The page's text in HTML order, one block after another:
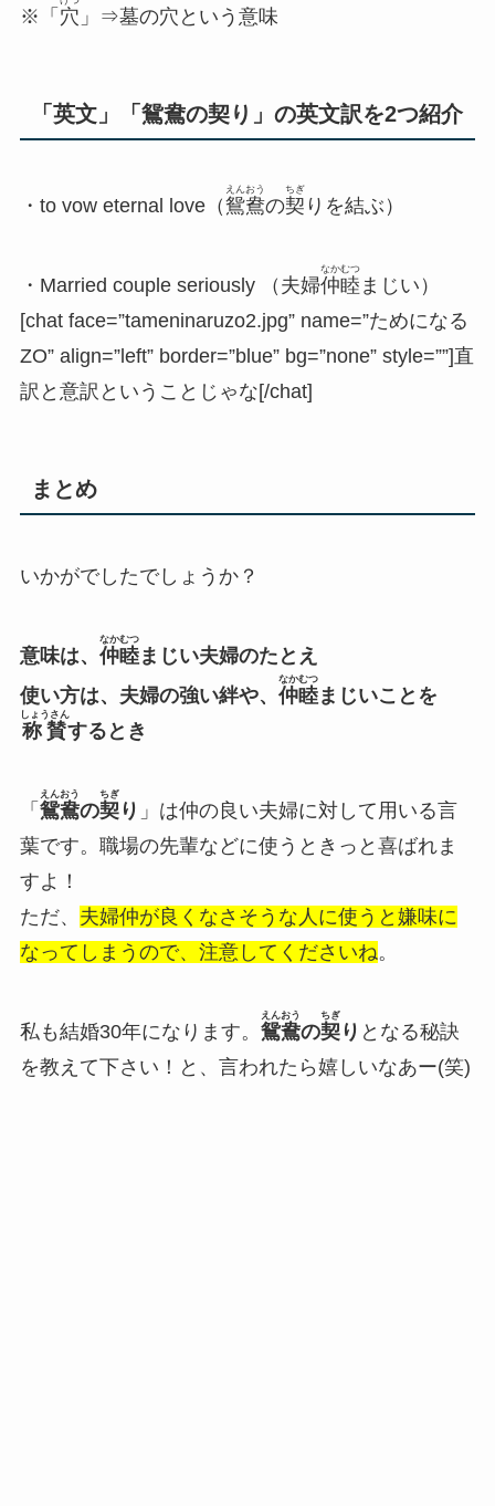
※「 穴 」⇒墓の穴という意味
「英文」「鴛鴦の契り」の英文訳を2つ紹介
・to vow eternal love（鴛鴦
えんおう
の契
ちぎ
りを結ぶ）
・Married couple seriously （夫婦仲睦
なかむつ
まじい）
[chat face=”tameninaruzo2.jpg” name=”ためになる
ZO” align=”left” border=”blue” bg=”none” style=””]直
訳と意訳ということじゃな[/chat]
まとめ
いかがでしたでしょうか？
意味は、 仲睦
なかむつ
まじい夫婦のたとえ
使い方は、夫婦の強い絆や、 仲睦
なかむつ
まじいことを
称賛
しょうさん
するとき
「 鴛鴦
えんおう
の契
ちぎ
り 」は仲の良い夫婦に対して用いる言
葉です。職場の先輩などに使うときっと喜ばれま
すよ！
ただ、 夫婦仲が良くなさそうな人に使うと嫌味に
なってしまうので、注意してくださいね。
私も結婚30年になります。 鴛鴦
えんおう
の契
ちぎ
り となる秘訣
を教えて下さい！と、言われたら嬉しいなあー(笑)